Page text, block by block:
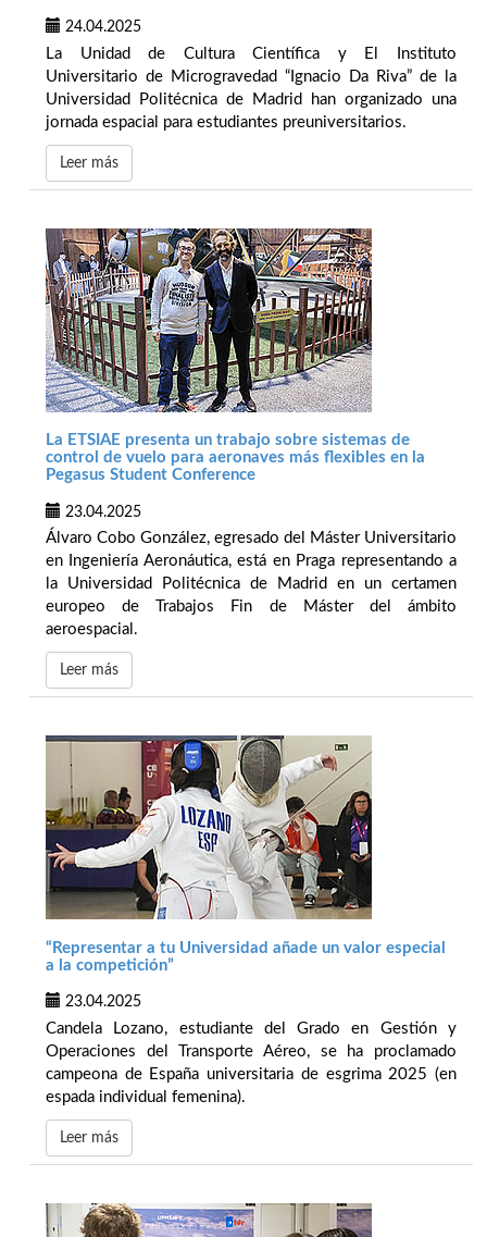
24.04.2025
La Unidad de Cultura Científica y El Instituto
Universitario de Microgravedad “Ignacio Da Riva” de la
Universidad Politécnica de Madrid han organizado una
jornada espacial para estudiantes preuniversitarios.
Leer más
La ETSIAE presenta un trabajo sobre sistemas de
control de vuelo para aeronaves más flexibles en la
Pegasus Student Conference
23.04.2025
Álvaro Cobo González, egresado del Máster Universitario
en Ingeniería Aeronáutica, está en Praga representando a
la Universidad Politécnica de Madrid en un certamen
europeo de Trabajos Fin de Máster del ámbito
aeroespacial.
Leer más
“Representar a tu Universidad añade un valor especial
a la competición”
23.04.2025
Candela Lozano, estudiante del Grado en Gestión y
Operaciones del Transporte Aéreo, se ha proclamado
campeona de España universitaria de esgrima 2025 (en
espada individual femenina).
Leer más